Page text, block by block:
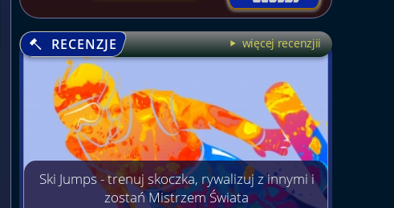
RECENZJE więcej recenzjii
Ski Jumps - trenuj skoczka, rywalizuj z innymi i
zostań Mistrzem Świata